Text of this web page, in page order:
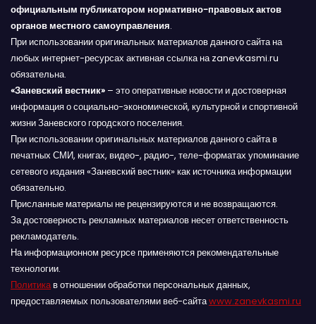
официальным публикатором нормативно-правовых актов
органов местного самоуправления.
При использовании оригинальных материалов данного сайта на
любых интернет-ресурсах активная ссылка на zanevkasmi.ru
обязательна.
«Заневский вестник» – это оперативные новости и достоверная
информация о социально-экономической, культурной и спортивной
жизни Заневского городского поселения.
При использовании оригинальных материалов данного сайта в
печатных СМИ, книгах, видео-, радио-, теле-форматах упоминание
сетевого издания «Заневский вестник» как источника информации
обязательно.
Присланные материалы не рецензируются и не возвращаются.
За достоверность рекламных материалов несет ответственность
рекламодатель.
На информационном ресурсе применяются рекомендательные
технологии.
Политикав отношении обработки персональных данных,
предоставляемых пользователями веб-сайтаwww.zanevkasmi.ru